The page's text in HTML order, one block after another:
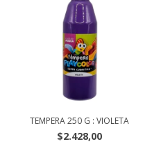
TEMPERA 250 G : VIOLETA
$2.428,00